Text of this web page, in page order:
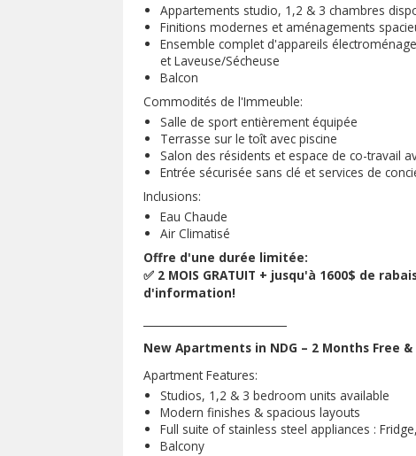
Appartements studio, 1,2 & 3 chambres
Finitions modernes et aménagements
Ensemble complet d'appareils
et Laveuse/Sécheuse
Balcon
Commodités de l'Immeuble:
Salle de sport entièrement équipée
Terrasse sur le toît avec piscine
Salon des résidents et espace de co-travail
Entrée sécurisée sans clé et services de
Inclusions:
Eau Chaude
Air Climatisé
Offre d'une durée limitée:
✅ 2 MOIS GRATUIT + jusqu'à 1600$ de
d'information!
New Apartments in NDG – 2 Months Free
Apartment Features:
Studios, 1,2 & 3 bedroom units available
Modern finishes & spacious layouts
Full suite of stainless steel appliances :
Balcony